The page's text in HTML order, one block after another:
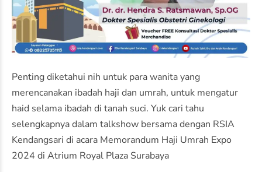
Penting diketahui nih untuk para wanita yang
merencanakan ibadah haji dan umrah, untuk mengatur
haid selama ibadah di tanah suci. Yuk cari tahu
selengkapnya dalam talkshow bersama dengan RSIA
Kendangsari di acara Memorandum Haji Umrah Expo
2024 di Atrium Royal Plaza Surabaya